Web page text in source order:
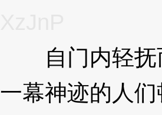
自门内轻抚
一幕神迹的人